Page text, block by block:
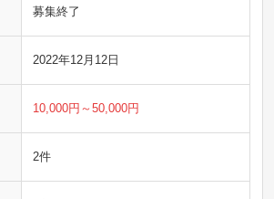
募集終了
2022年12月12日
10,000円～50,000円
2件